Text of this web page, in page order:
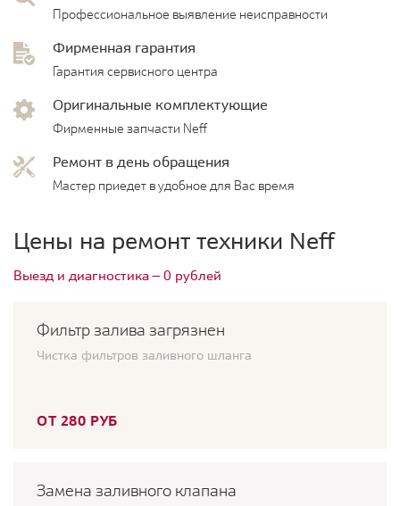
Профессиональное выявление неисправности
Фирменная гарантия
Гарантия сервисного центра
Оригинальные комплектующие
Фирменные запчасти Neff
Ремонт в день обращения
Мастер приедет в удобное для Вас время
Цены на ремонт техники Neff
Выезд и диагностика — 0 рублей
Фильтр залива загрязнен
Чистка фильтров заливного шланга
ОТ 280 РУБ
Замена заливного клапана